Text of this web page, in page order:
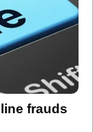
frauds